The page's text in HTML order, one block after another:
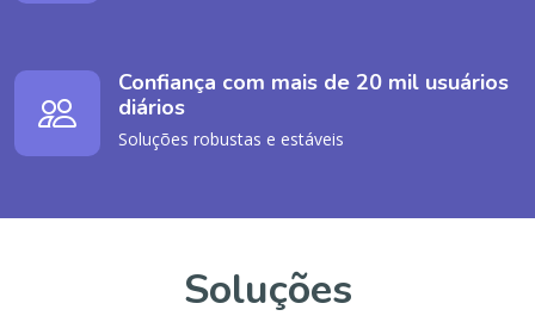
Confiança com mais de 20 mil usuários
diários
Soluções robustas e estáveis
Soluções